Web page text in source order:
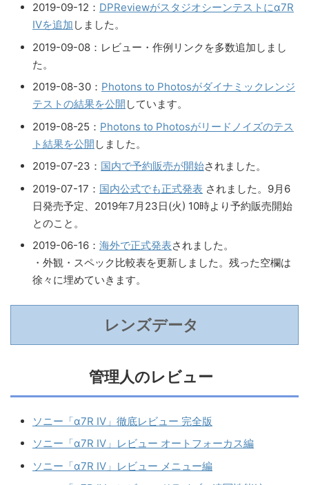
2019-09-12： DPReviewがスタジオシーンテストにα7R
IVを追加 しました。
2019-09-08：レビュー・作例リンクを多数追加しまし
た。
2019-08-30： Photons to Photosがダイナミックレンジ
テストの結果を公開 しています。
2019-08-25： Photons to Photosがリードノイズのテス
ト結果を公開 しました。
2019-07-23： 国内で予約販売が開始されました。
2019-07-17： 国内公式でも正式発表 されました。9月6
日発売予定、2019年7月23日(火) 10時より予約販売開始
とのこと。
2019-06-16： 海外で正式発表されました。
・外観・スペック比較表を更新しました。残った空欄は
徐々に埋めていきます。
レンズデータ
管理人のレビュー
ソニー「α7R IV」徹底レビュー 完全版
ソニー「α7R IV」レビュー オートフォーカス編
ソニー「α7R IV」レビュー メニュー編